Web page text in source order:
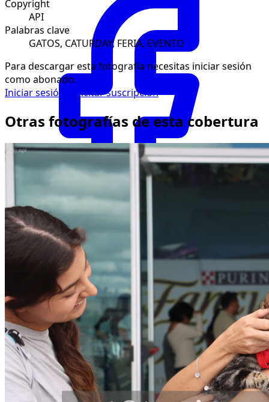
Facebook
Copyright
API
Palabras clave
GATOS, CATURDAY, FERIA, EVENTO
Para descargar esta fotografía necesitas iniciar sesión
como abonado.
Iniciar sesión
Solicitar suscripción
Otras fotografías de esta cobertura